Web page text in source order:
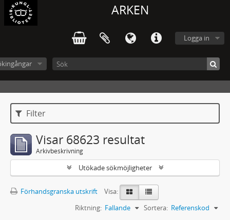
ARKEN
Logga in
Filter
Visar 68623 resultat
Arkivbeskrivning
Utökade sökmöjligheter
Förhandsgranska utskrift
Visa:
Sortera: Referenskod
Riktning: Fallande